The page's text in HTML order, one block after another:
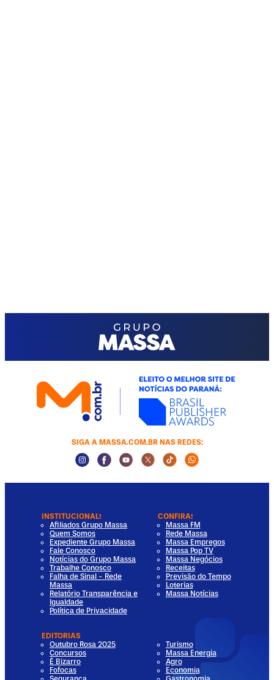
SIGA A MASSA.COM.BR NAS REDES:
Instagram Social Media
Facebook Social Media
Youtube Social Media
Twitter Social Media
Tiktok Social Media
Whatsapp
INSTITUCIONAL!
Afiliados Grupo Massa
Quem Somos
Expediente Grupo Massa
Fale Conosco
Notícias do Grupo Massa
Trabalhe Conosco
Falha de Sinal - Rede
Massa
Relatório Transparência e
Igualdade
Política de Privacidade
CONFIRA!
Massa FM
Rede Massa
Massa Empregos
Massa Pop TV
Massa Negócios
Receitas
Previsão do Tempo
Loterias
Massa Notícias
EDITORIAS
Outubro Rosa 2025
Concursos
É Bizarro
Fofocas
Turismo
Massa Energia
Agro
Economia